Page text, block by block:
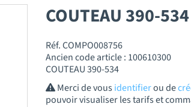
COUTEAU 390-534
Réf. COMPO008756
Ancien code article : 100610300
COUTEAU 390-534
Merci de vousidentifierou de
pouvoir visualiser les tarifs et